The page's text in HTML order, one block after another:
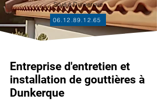
Situé à Dunkerque
06.12.89.12.65
Entreprise d'entretien et
installation de gouttières à
Dunkerque